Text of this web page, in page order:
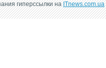
гиперссылки наITnews.com.ua